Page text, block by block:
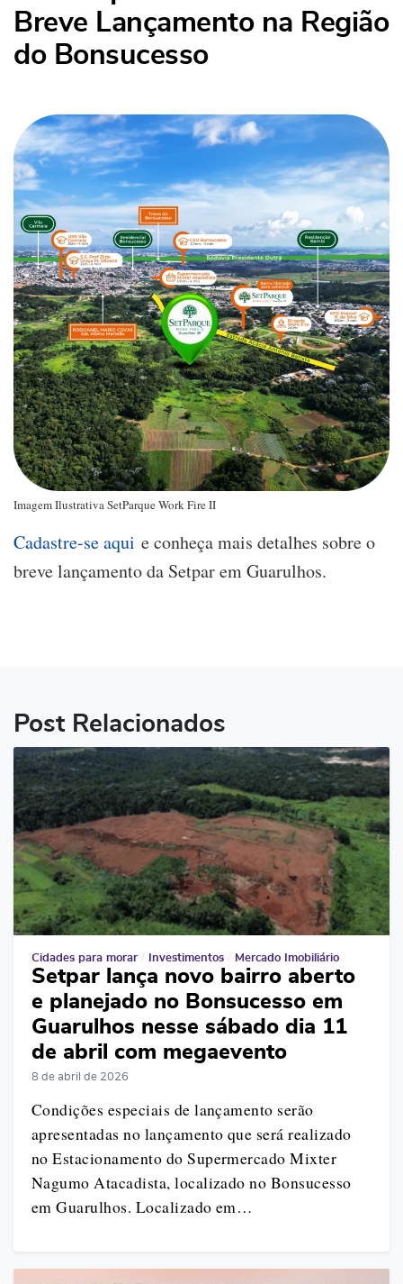
Breve Lançamento na Região
do Bonsucesso
Imagem Ilustrativa SetParque Work Fire II
Cadastre-se aqui e conheça mais detalhes sobre o
breve lançamento da Setpar em Guarulhos.
Post Relacionados
Cidades para morar Investimentos Mercado Imobiliário
Setpar lança novo bairro aberto
e planejado no Bonsucesso em
Guarulhos nesse sábado dia 11
de abril com megaevento
8 de abril de 2026
Condições especiais de lançamento serão
apresentadas no lançamento que será realizado
no Estacionamento do Supermercado Mixter
Nagumo Atacadista, localizado no Bonsucesso
em Guarulhos. Localizado em…